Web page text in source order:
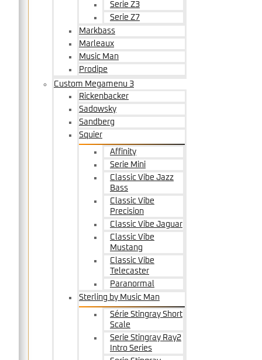
Serie Z3
Serie Z7
Markbass
Marleaux
Music Man
Prodipe
Custom Megamenu 3
Rickenbacker
Sadowsky
Sandberg
Squier
Affinity
Serie Mini
Classic Vibe Jazz
Bass
Classic Vibe
Precision
Classic Vibe Jaguar
Classic Vibe
Mustang
Classic Vibe
Telecaster
Paranormal
Sterling by Music Man
Série Stingray Short
Scale
Serie Stingray Ray2
Intro Series